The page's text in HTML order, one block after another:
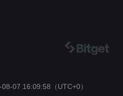
07 16:09:58 （UTC+0）